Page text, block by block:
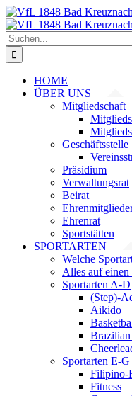
Zum
Inhalt
springen
Suche
nach:
HOME
ÜBER UNS
Mitgliedschaft
Geschäftsstelle
Präsidium
Verwaltungsrat
Beirat
Ehrenrat
Sportstätten
SPORTARTEN
Welche
Alles auf
Sportarten A-D
(Step)-
Aikido
Brazilian
Sportarten E-G
Filipino-
Fitness